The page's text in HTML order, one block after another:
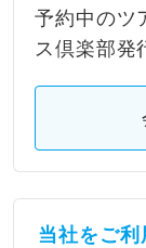
予約中のツ
ス倶楽部発
当社をご